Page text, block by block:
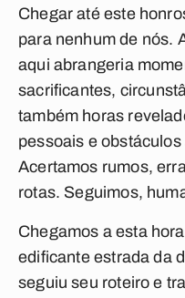
Chegar até este
para nenhum de nós.
aqui abrangeria
sacrificantes,
também horas
pessoais e
Acertamos rumos,
rotas. Seguimos,
Chegamos a esta
edificante estrada da
seguiu seu roteiro e